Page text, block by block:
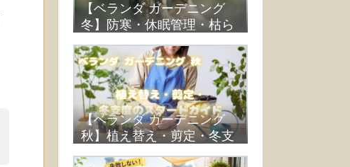
【ベランダ ガーデニング
冬】防寒・休眠管理・枯ら
【ベランダ ガーデニング
秋】植え替え・剪定・冬支